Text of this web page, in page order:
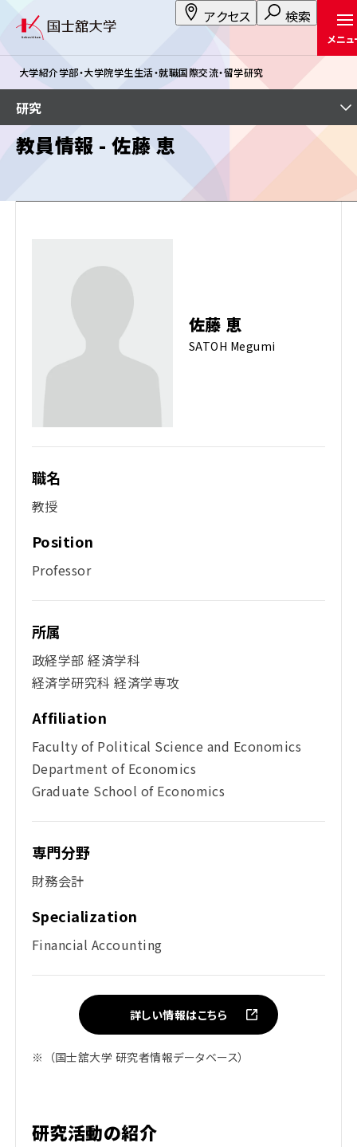
アクセス 検索
メニュ
大学紹介学部・大学院学生生活・就職国際交流・留学研究
教員情報 - 佐藤 恵
佐藤 恵
SATOH Megumi
職名
教授
Position
Professor
所属
政経学部 経済学科
経済学研究科 経済学専攻
Affiliation
Faculty of Political Science and Economics
Department of Economics
Graduate School of Economics
専門分野
財務会計
Specialization
Financial Accounting
詳しい情報はこちら
※ （国士舘大学 研究者情報データベース）
研究活動の紹介
研究